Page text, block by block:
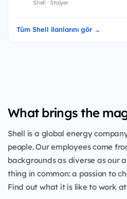
Shell · Stajyer
Tüm Shell ilanlarını gör →
What brings the
Shell is a global energy
people. Our employees come
backgrounds as diverse as our
thing in common: a passion to
Find out what it is like to work at